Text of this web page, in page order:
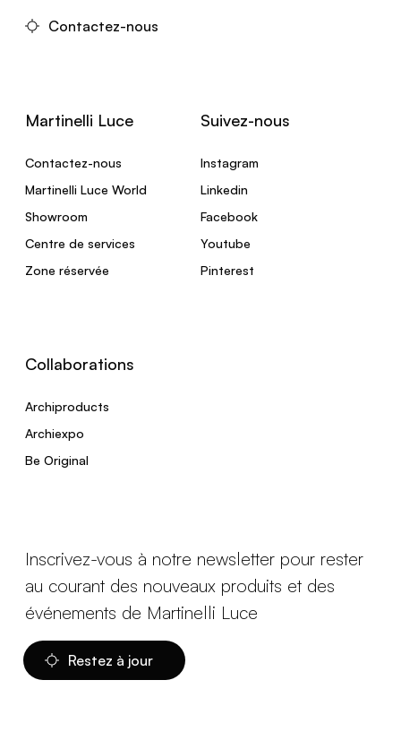
Contactez-nous
Martinelli Luce
Contactez-nous
Martinelli Luce World
Showroom
Centre de services
Zone réservée
Suivez-nous
Instagram
Linkedin
Facebook
Youtube
Pinterest
Collaborations
Archiproducts
Archiexpo
Be Original
Inscrivez-vous à notre newsletter pour rester
au courant des nouveaux produits et des
événements de Martinelli Luce
Restez à jour